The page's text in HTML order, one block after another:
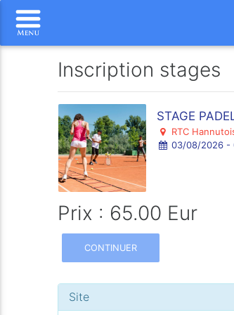
Inscription stages
STAGE
RTC
03/08/2026 -
Prix : 65.00 Eur
CONTINUER
Site